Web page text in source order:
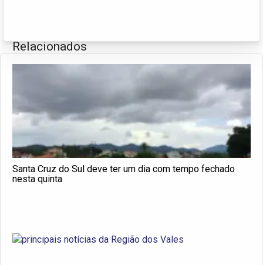
Relacionados
Santa Cruz do Sul deve ter um dia com tempo fechado
nesta quinta